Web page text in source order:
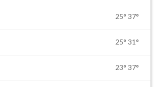
25° 37°
25° 31°
23° 37°